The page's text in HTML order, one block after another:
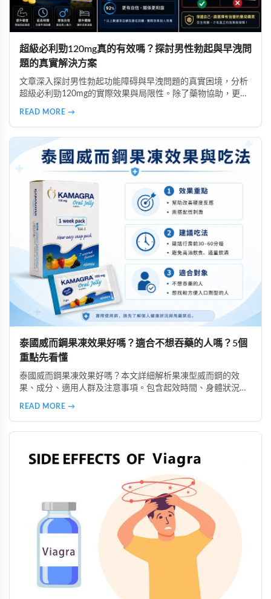
超級必利勁120mg真的有效嗎？探討男性勃起與早洩問
題的真實解決方案
文章深入探討男性勃起功能障碍與早洩問題的真實困境，分析
超級必利勁120mg的實際效果與局限性。除了藥物協助，更強
READ MORE →
泰國威而鋼果凍效果好嗎？適合不想吞藥的人嗎？5個
重點先看懂
泰國威而鋼果凍效果好嗎？本文詳細解析果凍型威而鋼的效
果、成分、適用人群及注意事項。包含起效時間、身體狀況影
READ MORE →